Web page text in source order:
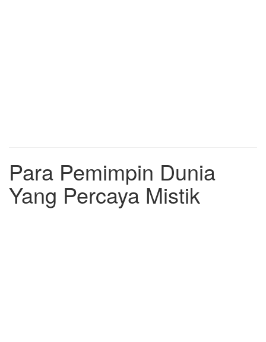
Para Pemimpin Dunia
Yang Percaya Mistik